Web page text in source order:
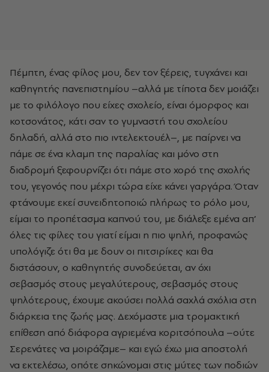
Πέμπτη, ένας φίλος μου, δεν τον ξέρεις, τυγχάνει και
καθηγητής πανεπιστημίου –αλλά με τίποτα δεν μοιάζει
με το φιλόλογο που είχες σχολείο, είναι όμορφος και
κοτσονάτος, κάτι σαν το γυμναστή του σχολείου
δηλαδή, αλλά στο πιο ιντελεκτουέλ–, με παίρνει να
πάμε σε ένα κλαμπ της παραλίας και μόνο στη
διαδρομή ξεφουρνίζει ότι πάμε στο χορό της σχολής
του, γεγονός που μέχρι τώρα είχε κάνει γαργάρα. Όταν
φτάνουμε εκεί συνειδητοποιώ πλήρως το ρόλο μου,
είμαι το προπέτασμα καπνού του, με διάλεξε εμένα απ’
όλες τις φίλες του γιατί είμαι η πιο ψηλή, προφανώς
υπολόγιζε ότι θα με δουν οι πιτσιρίκες και θα
διστάσουν, ο καθηγητής συνοδεύεται, αν όχι
σεβασμός στους μεγαλύτερους, σεβασμός στους
ψηλότερους, έχουμε ακούσει πολλά σαχλά σχόλια στη
διάρκεια της ζωής μας. Δεχόμαστε μια τρομακτική
επίθεση από διάφορα αγριεμένα κοριτσόπουλα –ούτε
Σερενάτες να μοιράζαμε– και εγώ έχω μια αποστολή
να εκτελέσω, οπότε σηκώνομαι στις μύτες των ποδιών